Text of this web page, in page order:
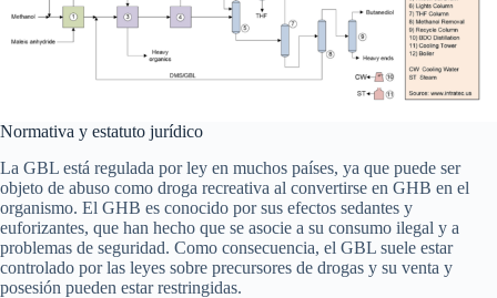
Normativa y estatuto jurídico
La GBL está regulada por ley en muchos países, ya que puede ser
objeto de abuso como droga recreativa al convertirse en GHB en el
organismo. El GHB es conocido por sus efectos sedantes y
euforizantes, que han hecho que se asocie a su consumo ilegal y a
problemas de seguridad. Como consecuencia, el GBL suele estar
controlado por las leyes sobre precursores de drogas y su venta y
posesión pueden estar restringidas.